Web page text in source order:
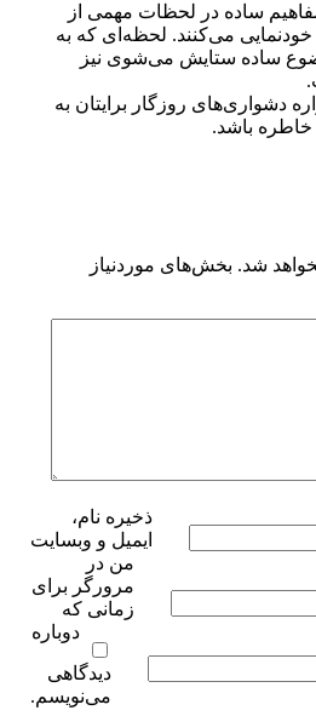
ساده در لحظات مهمی از
می‌کنند. لحظه‌ای که به
ساده ستایش می‌شوی نیز
دشواری‌های روزگار برایتان به
باشد.
شد. بخش‌های موردنیاز
ذخیره نام،
ایمیل و وبسایت
من در
مرورگر برای
زمانی که
دوباره
دیدگاهی
می‌نویسم.